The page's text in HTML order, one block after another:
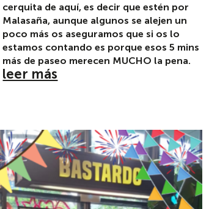
cerquita de aquí, es decir que estén por
Malasaña, aunque algunos se alejen un
poco más os aseguramos que si os lo
estamos contando es porque esos 5 mins
más de paseo merecen MUCHO la pena.
leer más